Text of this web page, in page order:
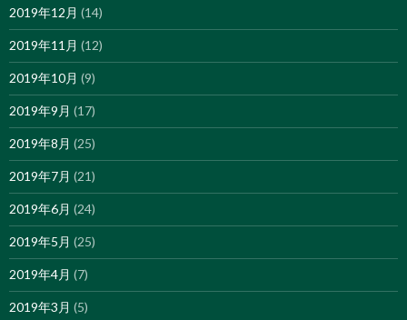
2019年12月 (14)
2019年11月 (12)
2019年10月 (9)
2019年9月 (17)
2019年8月 (25)
2019年7月 (21)
2019年6月 (24)
2019年5月 (25)
2019年4月 (7)
2019年3月 (5)